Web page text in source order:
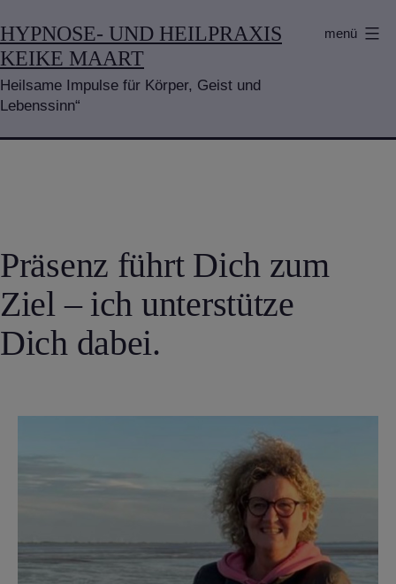
Inhalt
springen
HYPNOSE- UND HEILPRAXIS
KEIKE MAART
Heilsame Impulse für Körper, Geist und
Lebenssinn“
menü
Präsenz führt Dich zum
Ziel – ich unterstütze
Dich dabei.